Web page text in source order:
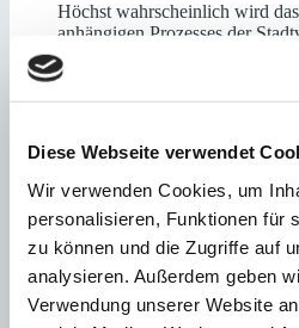
Diese Webseite verwendet
Wir verwenden Cookies, um
personalisieren, Funktionen für
zu können und die Zugriffe auf
analysieren. Außerdem geben
Verwendung unserer Website
Höchst wahrscheinlich wird
anhängigen Prozesses der
untersagen, während des Laufs
auszuschreiben. Dann wird der
vielleicht Jahre leer stehen. Es
Antworten
Ludwig von Schönburg
31. Januar 2016
Wie lange lassen sich die
der Steuerzahler noch
für die Schäden haften würden,